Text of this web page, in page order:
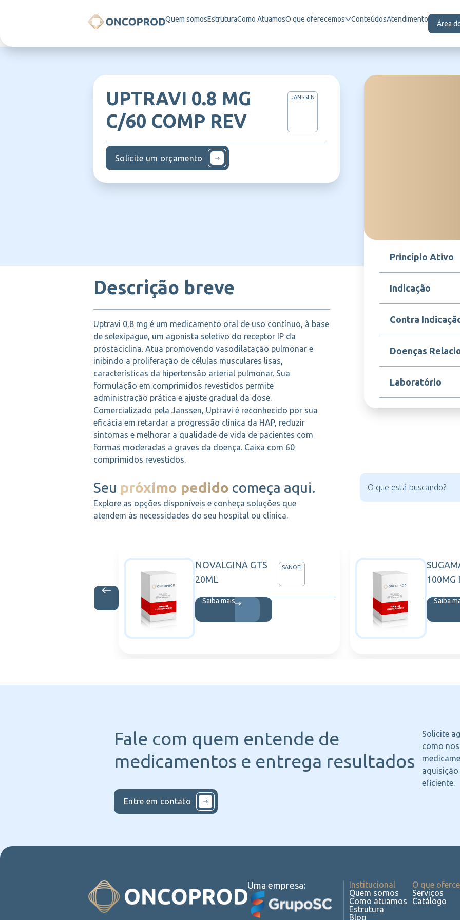
Quem somosEstruturaComo AtuamosO que oferecemos ConteúdosAtendimento
Área
UPTRAVI 0.8 MG
C/60 COMP REV
JANSSEN
Solicite um orçamento
Princípio Ativo
Selexipague
Indicação
Uptravi é indicado
arterial pulmonar
com o objetivo de
monoterapia ou em
Contra
Contraindicado em
selexipague ou a
deve ser utilizado
restrito sob
Doenças
Hipertensão arterial
cardíaca direita,
hipertensão
Laboratório
JANSSEN
Descrição breve
Uptravi 0,8 mg é um medicamento oral de uso contínuo, à base
de selexipague, um agonista seletivo do receptor IP da
prostaciclina. Atua promovendo vasodilatação pulmonar e
inibindo a proliferação de células musculares lisas,
características da hipertensão arterial pulmonar. Sua
formulação em comprimidos revestidos permite
administração prática e ajuste gradual da dose.
Comercializado pela Janssen, Uptravi é reconhecido por sua
eficácia em retardar a progressão clínica da HAP, reduzir
sintomas e melhorar a qualidade de vida de pacientes com
formas moderadas a graves da doença. Caixa com 60
comprimidos revestidos.
Seu próximo pedido começa aqui.
Explore as opções disponíveis e conheça soluções que
atendem às necessidades do seu hospital ou clínica.
NOVALGINA GTS
20ML
SANOFI
Saiba mais
100MG
Saiba
Fale com quem entende de
medicamentos e entrega resultados
Solicite
como
aquisição
eficiente.
Entre em contato
Uma empresa:
Institucional
Quem somos
Como atuamos
Estrutura
Blog
O que
Serviços
Catálogo